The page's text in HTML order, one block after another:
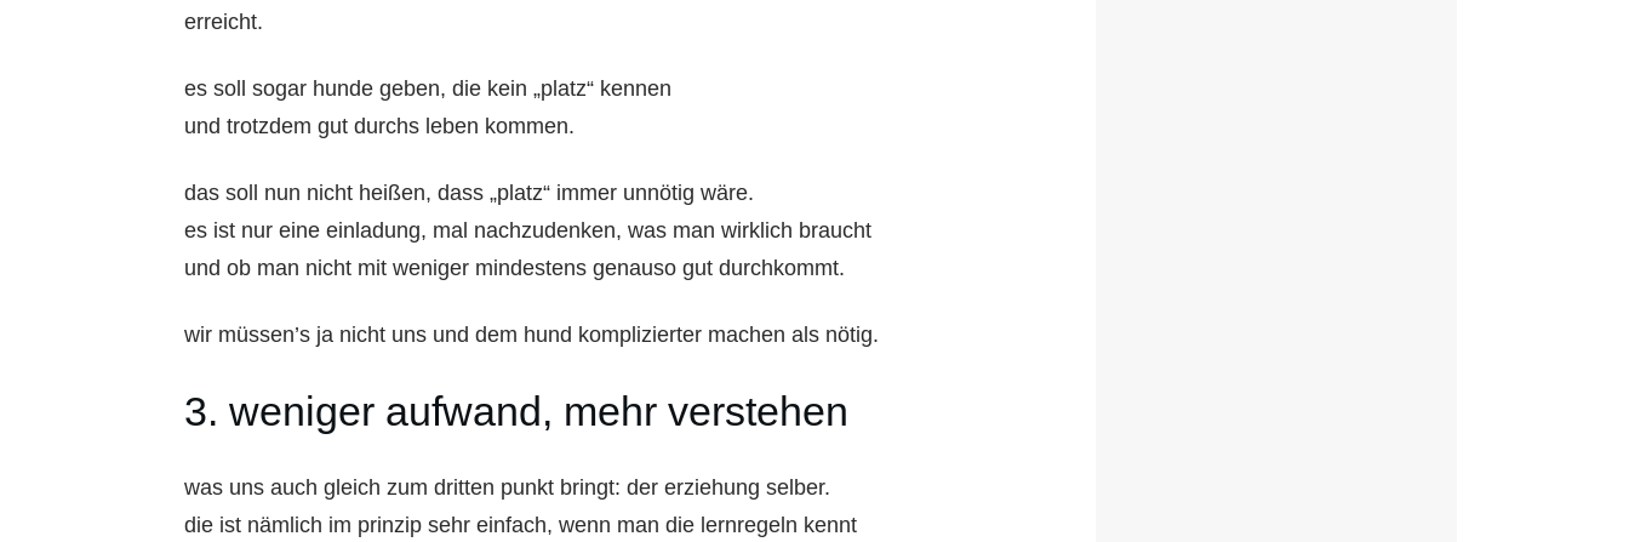
erreicht.
es soll sogar hunde geben, die kein „platz“ kennen
und trotzdem gut durchs leben kommen.
das soll nun nicht heißen, dass „platz“ immer unnötig wäre.
es ist nur eine einladung, mal nachzudenken, was man wirklich braucht
und ob man nicht mit weniger mindestens genauso gut durchkommt.
wir müssen’s ja nicht uns und dem hund komplizierter machen als nötig.
3. weniger aufwand, mehr verstehen
was uns auch gleich zum dritten punkt bringt: der erziehung selber.
die ist nämlich im prinzip sehr einfach, wenn man die lernregeln kennt